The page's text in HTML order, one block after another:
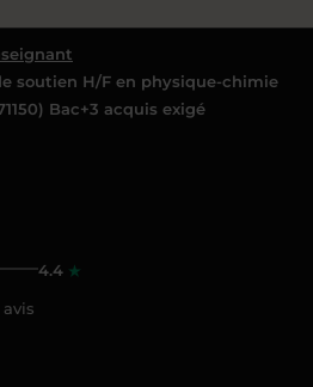
soutien H/F en physique-chimie
Bac+3 acquis exigé
4.4
avis